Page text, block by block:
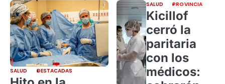
SALUD DESTACADAS
SALUD PROVINCIA
Kicillof
cerró la
paritaria
con los
médicos: